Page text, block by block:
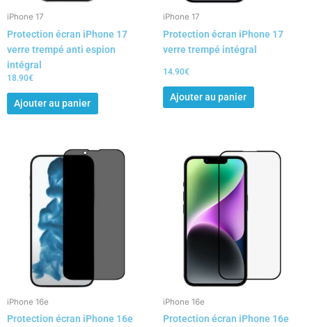
iPhone 17
Protection écran iPhone 17
verre trempé anti espion
intégral
18.90€
Ajouter au panier
iPhone 17
Protection écran iPhone 17
verre trempé intégral
14.90€
Ajouter au panier
iPhone 16e
Protection écran iPhone 16e
iPhone 16e
Protection écran iPhone 16e